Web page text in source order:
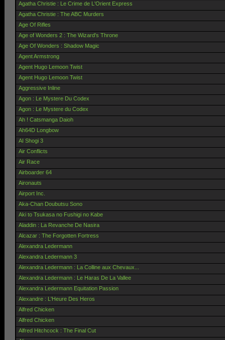
Agatha Christie : Le Crime de L'Orient Express
Agatha Christie : The ABC Murders
Age Of Rifles
Age of Wonders 2 : The Wizard's Throne
Age Of Wonders : Shadow Magic
Agent Armstrong
Agent Hugo Lemoon Twist
Agent Hugo Lemoon Twist
Aggressive Inline
Agon : Le Mystere Du Codex
Agon : Le Mystere du Codex
Ah ! Catsmanga Daioh
Ah64D Longbow
AI Shogi 3
Air Conflicts
Air Race
Airboarder 64
Aironauts
Airport Inc.
Aka-Chan Doubutsu Sono
Aki to Tsukasa no Fushigi no Kabe
Aladdin : La Revanche De Nasira
Alcazar : The Forgotten Fortress
Alexandra Ledermann
Alexandra Ledermann 3
Alexandra Ledermann : La Colline aux Chevaux...
Alexandra Ledermann : Le Haras De La Vallee
Alexandra Ledermann Equitation Passion
Alexandre : L'Heure Des Heros
Alfred Chicken
Alfred Chicken
Alfred Hitchcock : The Final Cut